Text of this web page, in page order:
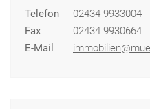
Telefon
02434 9933004
Fax
02434 9930664
E-Mail